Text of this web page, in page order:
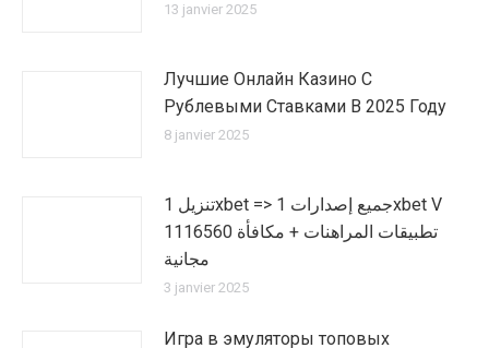
13 janvier 2025
Лучшие Онлайн Казино С
Рублевыми Ставками В 2025 Году
8 janvier 2025
تنزيل 1xbet => جميع إصدارات 1xbet V
1116560 تطبيقات المراهنات + مكافأة
مجانية
3 janvier 2025
Игра в эмуляторы топовых